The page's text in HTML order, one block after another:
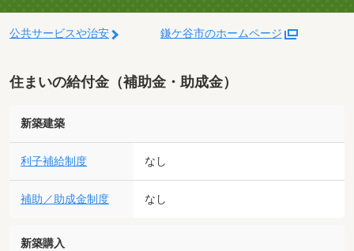
公共サービスや治安 鎌ケ谷市のホームページ
住まいの給付金（補助金・助成金）
新築建築
利子補給制度 なし
補助／助成金制度 なし
新築購入